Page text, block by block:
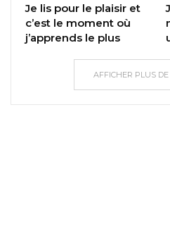
Je lis pour le plaisir et
c’est le moment où
j’apprends le plus
AFFICHER PLUS